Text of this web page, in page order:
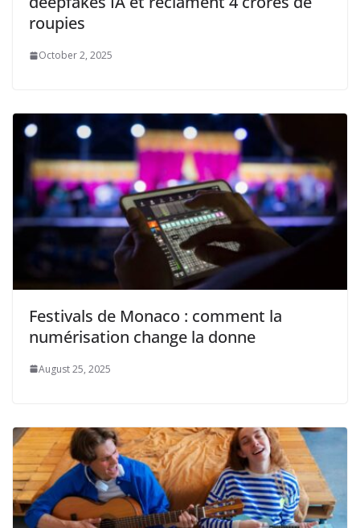
roupies
October 2, 2025
Festivals de Monaco : comment la
numérisation change la donne
August 25, 2025